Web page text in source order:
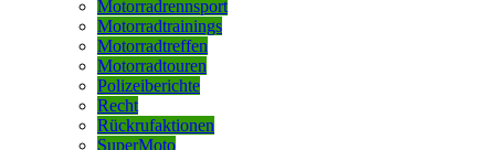
Motorradrennsport
Motorradtrainings
Motorradtreffen
Motorradtouren
Polizeiberichte
Recht
Rückrufaktionen
SuperMoto